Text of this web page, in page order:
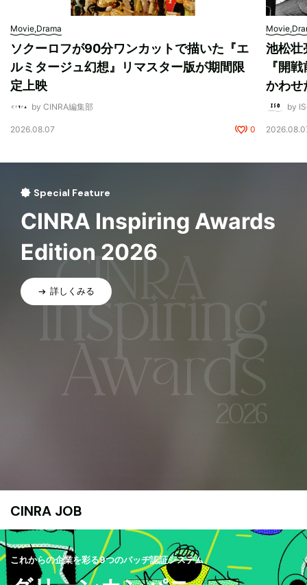
Movie,Drama
ソクーロフが90分ワンカットで描いた『エ
ルミタージュ幻想』リマスター版が期間限
定上映
by CINRA編集部
2026.08.07 0
池松壮
『開
かわせ
by
Special Feature
CINRA Inspiring Awards
Edition 2026
詳しくみる
CINRA JOB
これからの企業を彩る9つのバッヂ認証システム